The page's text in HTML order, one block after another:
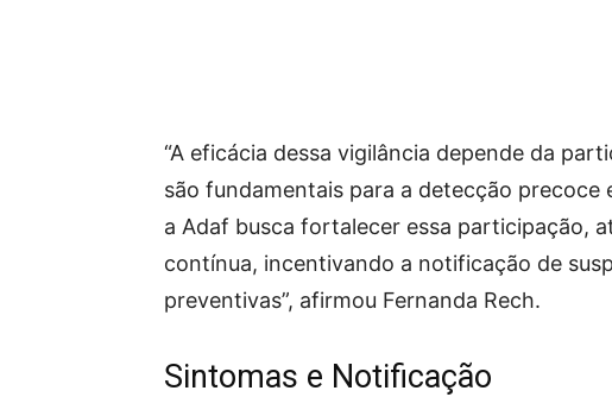
“A eficácia dessa vigilância depende da
são fundamentais para a detecção
a Adaf busca fortalecer essa participação,
contínua, incentivando a notificação de
preventivas”, afirmou Fernanda Rech.
Sintomas e Notificação